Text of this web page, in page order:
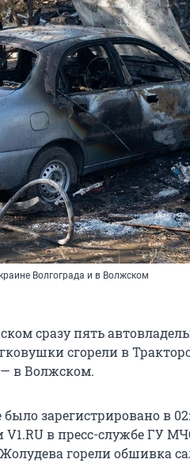
Волгограда и в Волжском
сразу пять
сгорели в
— в Волжском.
зарегистрировано в
V1.RU в пресс-службе ГУ
горели обшивка